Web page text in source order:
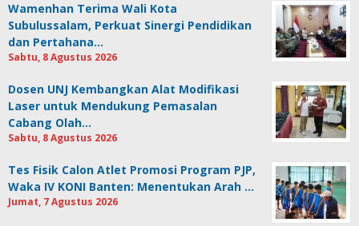
Wamenhan Terima Wali Kota
Subulussalam, Perkuat Sinergi Pendidikan
dan Pertahana…
Sabtu, 8 Agustus 2026
Dosen UNJ Kembangkan Alat Modifikasi
Laser untuk Mendukung Pemasalan
Cabang Olah…
Sabtu, 8 Agustus 2026
Tes Fisik Calon Atlet Promosi Program PJP,
Waka IV KONI Banten: Menentukan Arah …
Jumat, 7 Agustus 2026